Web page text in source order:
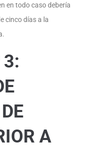
en todo caso debería
cinco días a la
3:
A